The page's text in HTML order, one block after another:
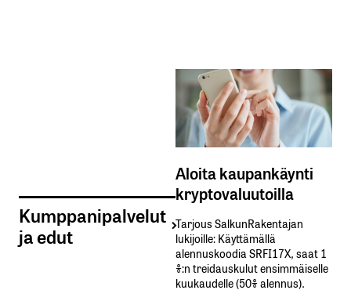
Kumppanipalvelut
ja edut
Aloita kaupankäynti
kryptovaluutoilla
Tarjous SalkunRakentajan
lukijoille: Käyttämällä​ ​
alennuskoodia​ ​SRFI17X,​ ​saat​ ​1
%:n treidauskulut​ ​ensimmäiselle​ ​
kuukaudelle​ ​(50%​ ​alennus).